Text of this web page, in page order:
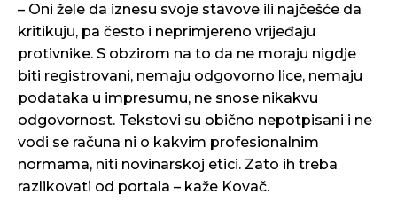
– Oni žele da iznesu svoje stavove ili najčešće da
kritikuju, pa često i neprimjereno vrijeđaju
protivnike. S obzirom na to da ne moraju nigdje
biti registrovani, nemaju odgovorno lice, nemaju
podataka u impresumu, ne snose nikakvu
odgovornost. Tekstovi su obično nepotpisani i ne
vodi se računa ni o kakvim profesionalnim
normama, niti novinarskoj etici. Zato ih treba
razlikovati od portala – kaže Kovač.